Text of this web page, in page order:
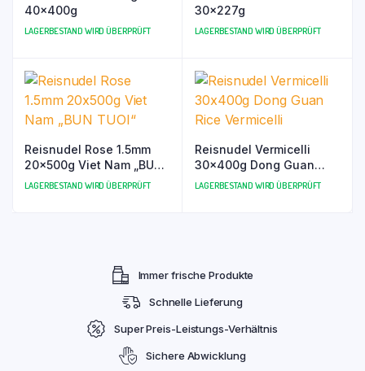
40x400g
LAGERBESTAND WIRD ÜBERPRÜFT
30x227g
LAGERBESTAND WIRD ÜBERPRÜFT
Reisnudel Rose 1.5mm
20x500g Viet Nam „BUN
TUOI“
LAGERBESTAND WIRD ÜBERPRÜFT
Reisnudel Vermicelli
30x400g Dong Guan
Rice Vermicelli
LAGERBESTAND WIRD ÜBERPRÜFT
Immer frische Produkte
Schnelle Lieferung
Super Preis-Leistungs-Verhältnis
Sichere Abwicklung